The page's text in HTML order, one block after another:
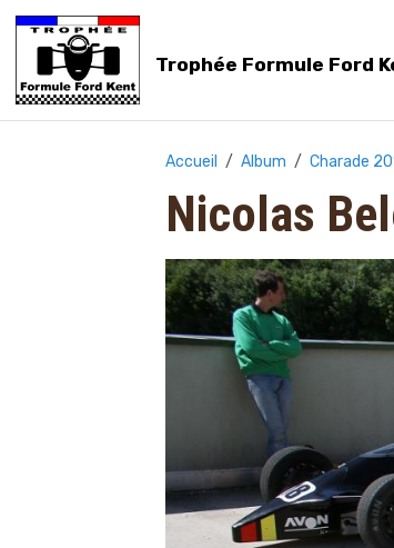
Trophée Formule Ford
Accueil Album Charade
Nicolas